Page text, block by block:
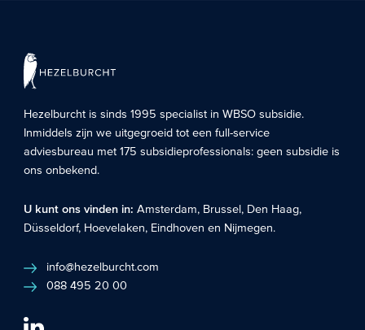
Hezelburcht is sinds 1995 specialist inWBSO subsidie.
Inmiddels zijn we uitgegroeid tot een full-service
adviesbureau met 175 subsidieprofessionals: geen subsidie is
ons onbekend.
U kunt ons vinden in:Amsterdam, Brussel , Den Haag,
Düsseldorf, Hoevelaken, Eindhoven en Nijmegen.
info@hezelburcht.com
088 495 20 00